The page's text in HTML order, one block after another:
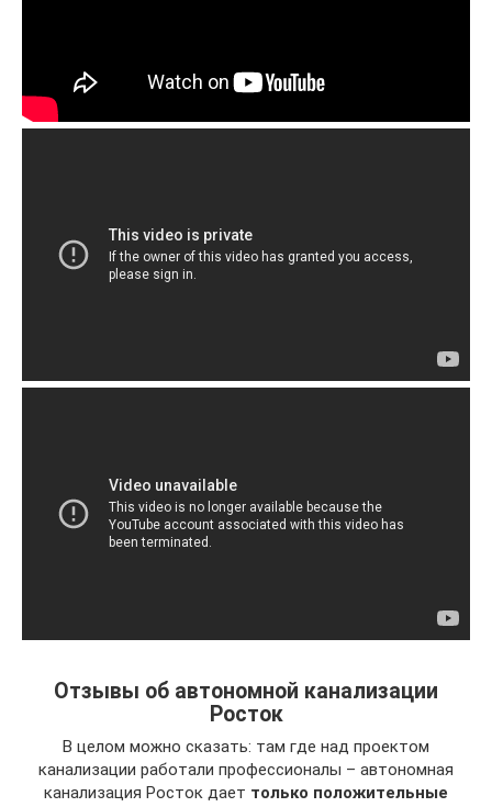
Отзывы об автономной канализации
Росток
В целом можно сказать: там где над проектом
канализации работали профессионалы – автономная
канализация Росток дает только положительные